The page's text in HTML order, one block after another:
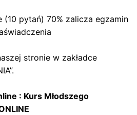
(10 pytań) 70% zalicza egzamin
stronie w zakładce
.
: Kurs Młodszego